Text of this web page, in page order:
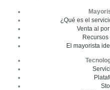
¿Qué es el
Venta al
El mayorista